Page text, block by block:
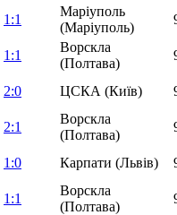
1:1
Маріуполь
(Маріуполь)
1:1
Ворскла
(Полтава)
2:0 ЦСКА (Київ)
2:1
Ворскла
(Полтава)
1:0 Карпати (Львів)
1:1
Ворскла
(Полтава)